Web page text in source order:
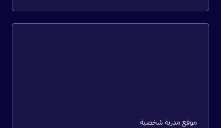
موقع مدربة شخصية